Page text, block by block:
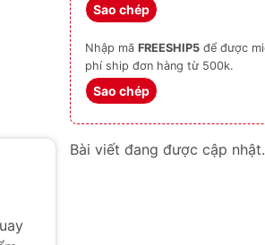
Sao chép
Nhập mã FREESHIP5
phí ship đơn hàng từ 500k.
Sao chép
Bài viết đang được cập nhật.